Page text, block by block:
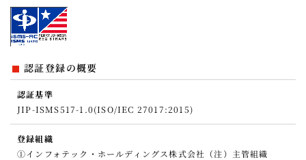
認証登録の概要
認証基準
JIP-ISMS517-1.0(ISO/IEC 27017:2015)
登録組織
①インフォテック・ホールディングス株式会社（注）主管組織